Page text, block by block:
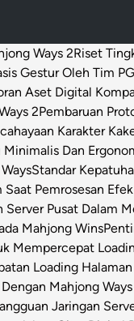
Ways 2Riset
Gestur Oleh Tim
Aset Digital
2Pembaruan
Karakter
Dan
Standar
Pemrosesan
Server Pusat Dalam
Mahjong Wins
Mempercepat
Loading
Mahjong
Jaringan